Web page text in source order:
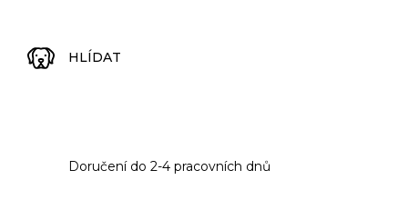
HLÍDAT
Doručení do 2-4 pracovních dnů